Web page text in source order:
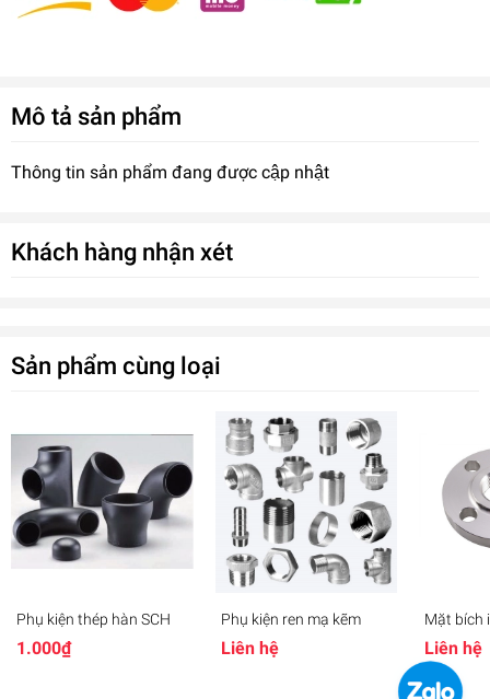
Mô tả sản phẩm
Thông tin sản phẩm đang được cập nhật
Khách hàng nhận xét
Sản phẩm cùng loại
Phụ kiện thép hàn SCH
1.000₫
Phụ kiện ren mạ kẽm
Liên hệ
Mặt bích
Liên hệ
Ống gang cầu